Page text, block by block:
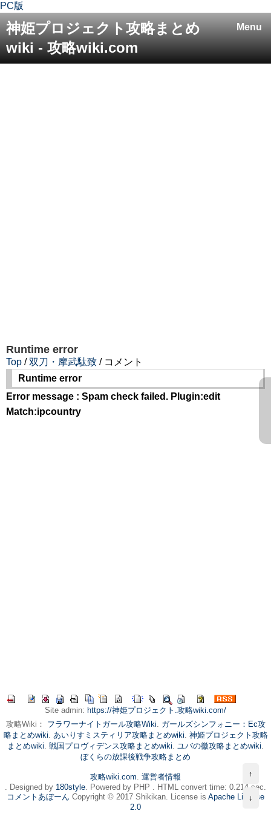
PC版
Menu
神姫プロジェクト攻略まとめ
wiki - 攻略wiki.com
Runtime error
Top /双刀・摩武駄致 / コメント
Runtime error
Error message : Spam check failed. Plugin:edit
Match:ipcountry
Site admin: https://神姫プロジェクト.攻略wiki.com/
攻略Wiki： フラワーナイトガール攻略Wiki. ガールズシンフォニー：Ec攻
略まとめwiki. あいりすミスティリア攻略まとめwiki. 神姫プロジェクト攻略
まとめwiki. 戦国プロヴィデンス攻略まとめwiki. ユバの徽攻略まとめwiki.
ぼくらの放課後戦争攻略まとめ
攻略wiki.com. 運営者情報
. Designed by 180style. Powered by PHP . HTML convert time: 0.214 sec.
コメントあぼーん Copyright © 2017 Shikikan. License is Apache License
2.0
↑
↓